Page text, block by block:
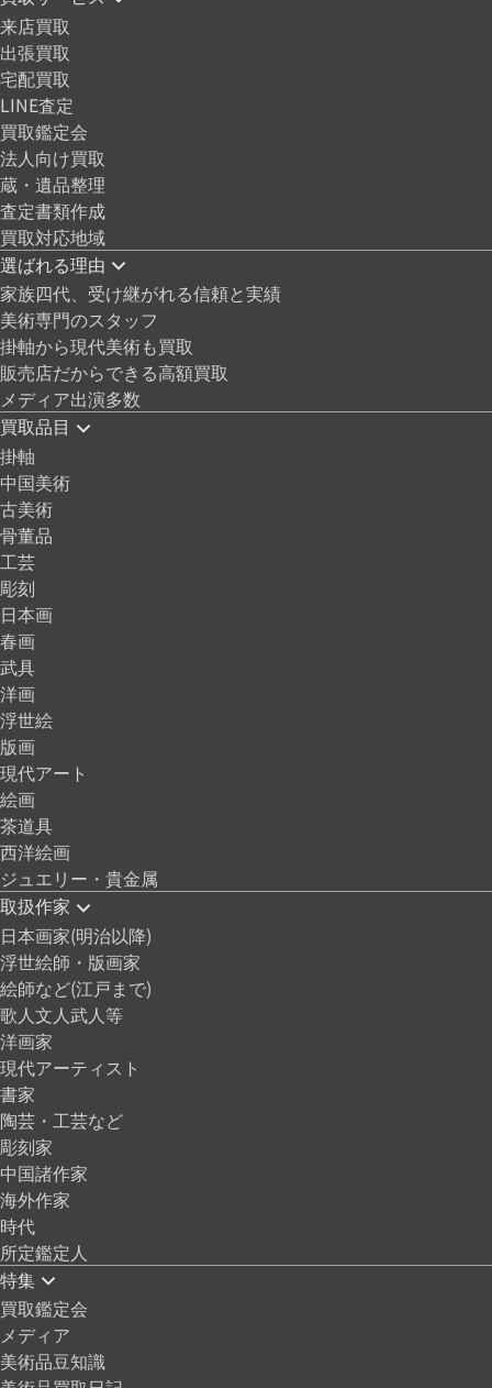
来店買取
出張買取
宅配買取
LINE査定
買取鑑定会
法人向け買取
蔵・遺品整理
査定書類作成
買取対応地域
選ばれる理由
家族四代、受け継がれる信頼と実績
美術専門のスタッフ
掛軸から現代美術も買取
販売店だからできる高額買取
メディア出演多数
買取品目
掛軸
中国美術
古美術
骨董品
工芸
彫刻
日本画
春画
武具
洋画
浮世絵
版画
現代アート
絵画
茶道具
西洋絵画
ジュエリー・貴金属
取扱作家
日本画家(明治以降)
浮世絵師・版画家
絵師など(江戸まで)
歌人文人武人等
洋画家
現代アーティスト
書家
陶芸・工芸など
彫刻家
中国諸作家
海外作家
時代
所定鑑定人
特集
買取鑑定会
メディア
美術品豆知識